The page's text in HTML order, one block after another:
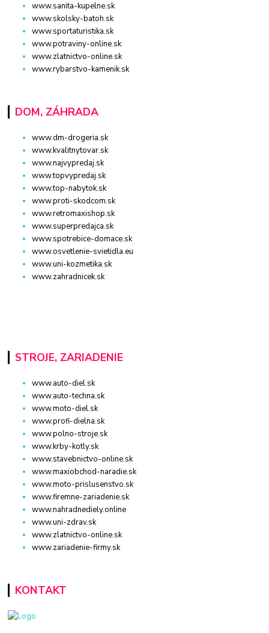
www.sanita-kupelne.sk
www.skolsky-batoh.sk
www.sportaturistika.sk
www.potraviny-online.sk
www.zlatnictvo-online.sk
www.rybarstvo-kamenik.sk
DOM, ZÁHRADA
www.dm-drogeria.sk
www.kvalitnytovar.sk
www.najvypredaj.sk
www.topvypredaj.sk
www.top-nabytok.sk
www.proti-skodcom.sk
www.retromaxishop.sk
www.superpredajca.sk
www.spotrebice-domace.sk
www.osvetlenie-svietidla.eu
www.uni-kozmetika.sk
www.zahradnicek.sk
STROJE, ZARIADENIE
www.auto-diel.sk
www.auto-techna.sk
www.moto-diel.sk
www.profi-dielna.sk
www.polno-stroje.sk
www.krby-kotly.sk
www.stavebnictvo-online.sk
www.maxiobchod-naradie.sk
www.moto-prislusenstvo.sk
www.firemne-zariadenie.sk
www.nahradnediely.online
www.uni-zdrav.sk
www.zlatnictvo-online.sk
www.zariadenie-firmy.sk
KONTAKT